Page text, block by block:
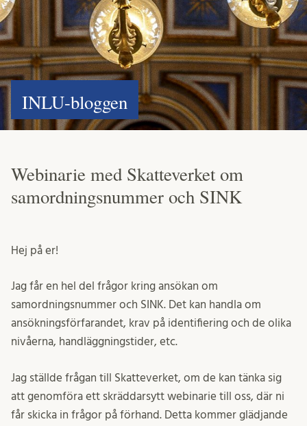
INLU-bloggen
Webinarie med Skatteverket om
samordningsnummer och SINK
Hej på er!
Jag får en hel del frågor kring ansökan om
samordningsnummer och SINK. Det kan handla om
ansökningsförfarandet, krav på identifiering och de olika
nivåerna, handläggningstider, etc.
Jag ställde frågan till Skatteverket, om de kan tänka sig
att genomföra ett skräddarsytt webinarie till oss, där ni
får skicka in frågor på förhand. Detta kommer glädjande